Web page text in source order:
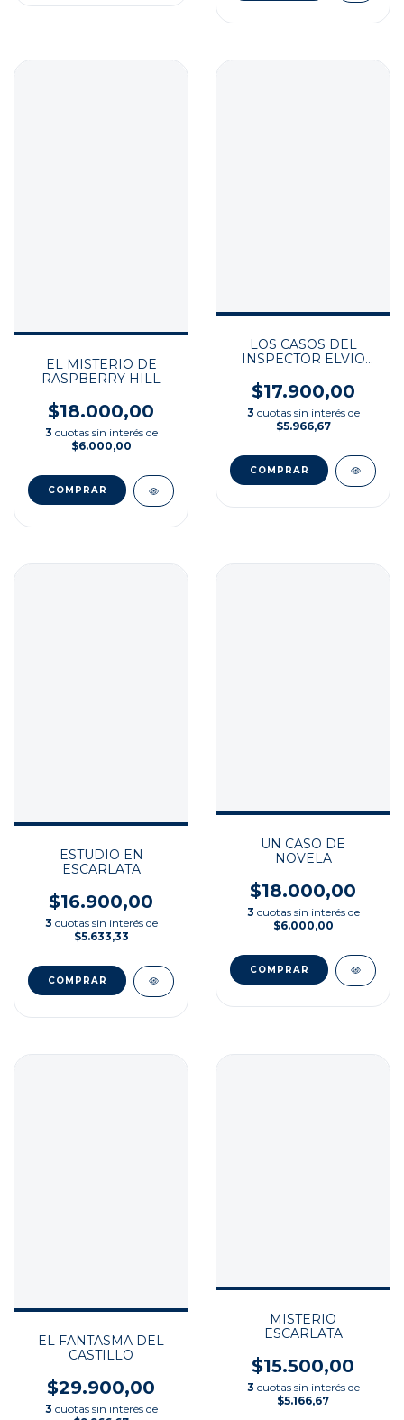
EL MISTERIO DE
RASPBERRY HILL
$18.000,00
3 cuotas sin interés de
$6.000,00
LOS CASOS DEL
INSPECTOR ELVIO
$17.900,00
3 cuotas sin interés de
$5.966,67
ESTUDIO EN
ESCARLATA
$16.900,00
3 cuotas sin interés de
$5.633,33
UN CASO DE
NOVELA
$18.000,00
3 cuotas sin interés de
$6.000,00
EL FANTASMA DEL
CASTILLO
$29.900,00
3 cuotas sin interés de
MISTERIO
ESCARLATA
$15.500,00
3 cuotas sin interés de
$5.166,67